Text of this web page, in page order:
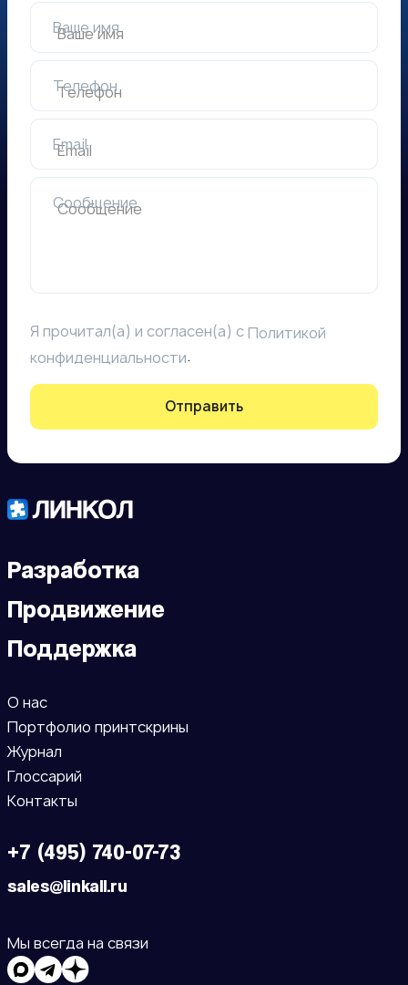
Ваше имя
Телефон
Email
Сообщение
Я прочитал(а) и согласен(а) сПолитикой
конфиденциальности.
Отправить
Разработка
Продвижение
Поддержка
О нас
Портфолио принтскрины
Журнал
Глоссарий
Контакты
+7 (495) 740-07-73
sales@linkall.ru
Мы всегда на связи